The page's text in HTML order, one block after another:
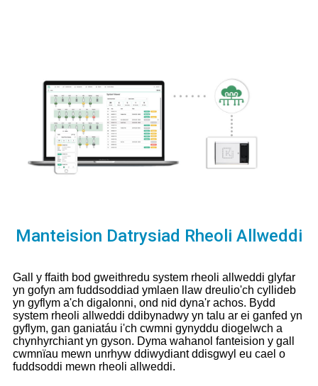
Manteision Datrysiad Rheoli Allweddi
Gall y ffaith bod gweithredu system rheoli allweddi glyfar
yn gofyn am fuddsoddiad ymlaen llaw dreulio'ch cyllideb
yn gyflym a'ch digalonni, ond nid dyna'r achos. Bydd
system rheoli allweddi ddibynadwy yn talu ar ei ganfed yn
gyflym, gan ganiatáu i'ch cwmni gynyddu diogelwch a
chynhyrchiant yn gyson. Dyma wahanol fanteision y gall
cwmnïau mewn unrhyw ddiwydiant ddisgwyl eu cael o
fuddsoddi mewn rheoli allweddi.